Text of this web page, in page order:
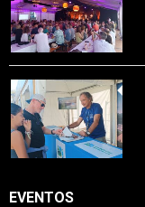
EVENTOS